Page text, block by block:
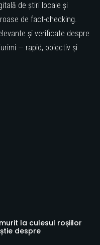
de știri locale și
de fact-checking.
și verificate despre
— rapid, obiectiv și
la culesul roșiilor
despre